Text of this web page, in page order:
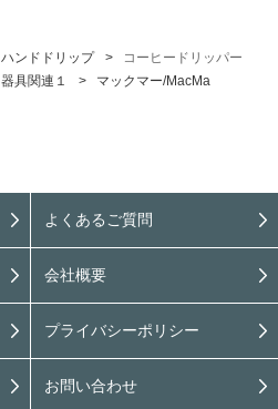
ハンドドリップ >
コーヒードリッパー
器具関連１ > マックマー/MacMa
よくあるご質問
会社概要
プライバシーポリシー
お問い合わせ